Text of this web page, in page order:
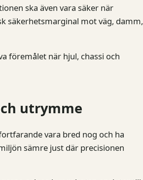
ska även vara säker när
säkerhetsmarginal mot väg, damm,
föremålet när hjul, chassi och
utrymme
vara bred nog och ha
sämre just där precisionen